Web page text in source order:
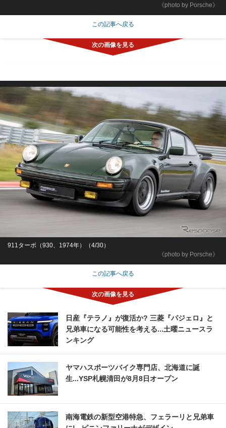
《photo by Porsche》
この記事へ戻る
《photo by Porsche》
911ターボ（930、1974年）（4/30）
この記事へ戻る
日産『テラノ』が復活か? 三菱『パジェロ』と
兄弟車になる可能性を考える...土曜ニュースラ
ンキング
ヤマハスポーツバイク専門店、北海道に誕
生...YSP札幌清田が8月8日オープン
南海電鉄の新型空港特急、フェラーリと兄弟車